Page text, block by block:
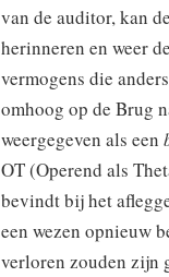
van de auditor, kan
herinneren en weer
vermogens die
omhoog op de Brug
weergegeven als een
OT (Operend als
bevindt bij het
een wezen opnieuw
verloren zouden zijn